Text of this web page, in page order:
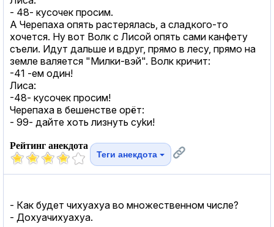
- 48- кусочек просим.
А Черепаха опять растерялась, а сладкого-то
хочется. Ну вот Волк с Лисой опять сами канфету
съели. Идут дальше и вдруг, прямо в лесу, прямо на
земле валяется "Милки-вэй". Волк кричит:
-41 -ем один!
Лиса:
-48- кусочек просим!
Черепаха в бешенстве орёт:
- 99- дайте хоть лизнуть суkи!
Рейтинг анекдота
Теги анекдота
- Как будет чихуахуа во множественном числе?
- Дохуачихуахуа.